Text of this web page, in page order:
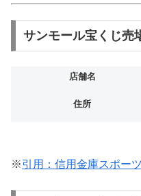
サンモール宝くじ売
店舗名
住所
※引用：信用金庫スポー